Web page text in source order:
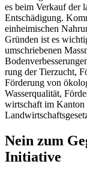
es beim Verkauf der
Entschädigung.
einheimischen
Gründen ist es
umschriebenen
rung der Tierzucht,
Förderung von
Wasserqualität,
wirtschaft im Kanton
Nein zum
Initiative